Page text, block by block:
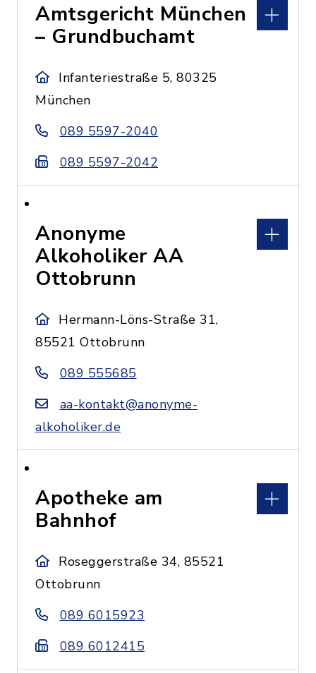
Amtsgericht München
– Grundbuchamt
Infanteriestraße 5, 80325
München
089 5597-2040
089 5597-2042
Anonyme
Alkoholiker AA
Ottobrunn
Hermann-Löns-Straße 31,
85521 Ottobrunn
089 555685
aa-kontakt@anonyme-
alkoholiker.de
Apotheke am
Bahnhof
Roseggerstraße 34, 85521
Ottobrunn
089 6015923
089 6012415